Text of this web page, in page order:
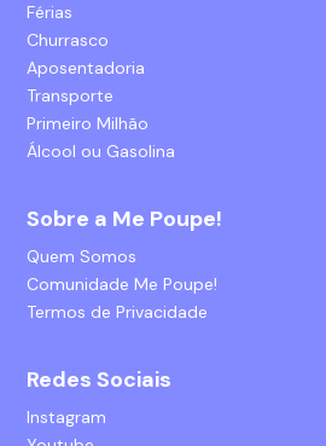
Férias
Churrasco
Aposentadoria
Transporte
Primeiro Milhão
Álcool ou Gasolina
Sobre a Me Poupe!
Quem Somos
Comunidade Me Poupe!
Termos de Privacidade
Redes Sociais
Instagram